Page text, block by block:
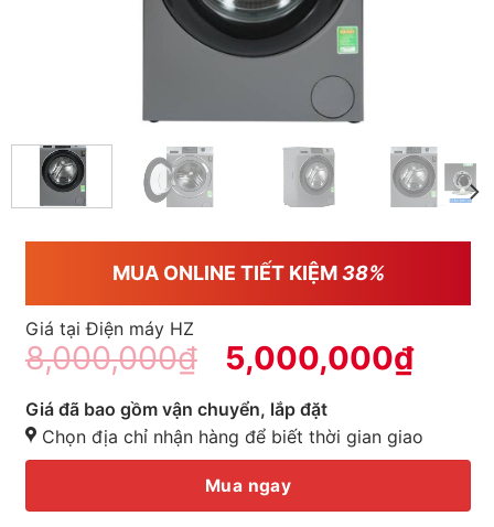
MUA ONLINE TIẾT KIỆM38%
Giá tại Điện máy HZ
8,000,000₫ 5,000,000₫
Giá đã bao gồm vận chuyển, lắp đặt
Chọn địa chỉ nhận hàng để biết thời gian giao
Mua ngay